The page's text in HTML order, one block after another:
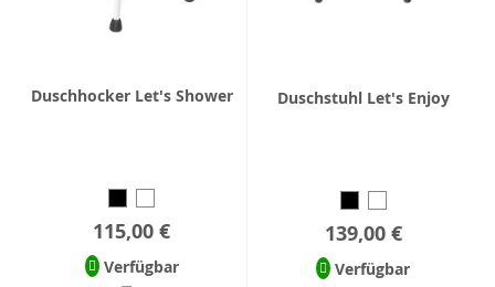
Duschhocker Let's Shower
115,00 €
Verfügbar
Duschstuhl Let's Enjoy
139,00 €
Verfügbar